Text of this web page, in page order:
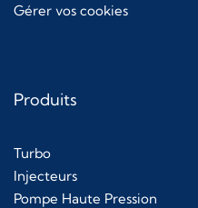
Gérer vos cookies
Produits
Turbo
Injecteurs
Pompe Haute Pression